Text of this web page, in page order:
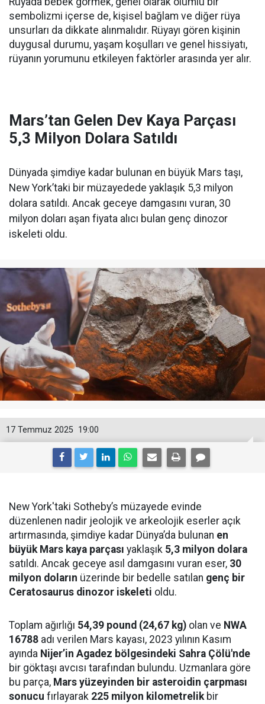
sembolizmi içerse de, kişisel bağlam ve diğer rüya
unsurları da dikkate alınmalıdır. Rüyayı gören kişinin
duygusal durumu, yaşam koşulları ve genel hissiyatı,
rüyanın yorumunu etkileyen faktörler arasında yer alır.
Mars’tan Gelen Dev Kaya Parçası
5,3 Milyon Dolara Satıldı
Dünyada şimdiye kadar bulunan en büyük Mars taşı,
New York’taki bir müzayedede yaklaşık 5,3 milyon
dolara satıldı. Ancak geceye damgasını vuran, 30
milyon doları aşan fiyata alıcı bulan genç dinozor
iskeleti oldu.
19:00
17 Temmuz 2025
New York'taki Sotheby’s müzayede evinde
düzenlenen nadir jeolojik ve arkeolojik eserler açık
artırmasında, şimdiye kadar Dünya’da bulunan en
büyük Mars kaya parçası yaklaşık 5,3 milyon dolara
satıldı. Ancak geceye asıl damgasını vuran eser, 30
milyon doların üzerinde bir bedelle satılan genç bir
Ceratosaurus dinozor iskeleti oldu.
Toplam ağırlığı 54,39 pound (24,67 kg) olan ve NWA
16788 adı verilen Mars kayası, 2023 yılının Kasım
ayında Nijer’in Agadez bölgesindeki Sahra Çölü'nde
bir göktaşı avcısı tarafından bulundu. Uzmanlara göre
bu parça, Mars yüzeyinden bir asteroidin çarpması
sonucu fırlayarak 225 milyon kilometrelikbir